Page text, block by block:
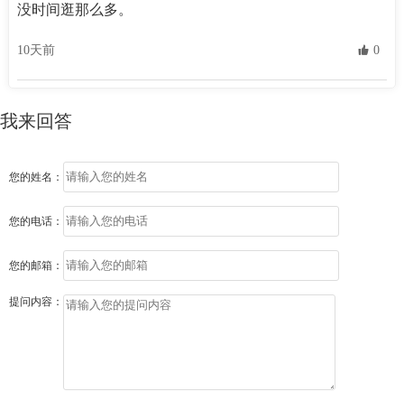
没时间逛那么多。
10天前  0
我来回答
您的姓名：
您的电话：
您的邮箱：
提问内容：